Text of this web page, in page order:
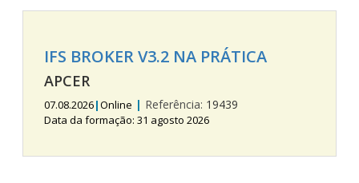
IFS BROKER V3.2 NA PRÁTICA
APCER
07.08.2026|Online | Referência: 19439
Data da formação: 31 agosto 2026